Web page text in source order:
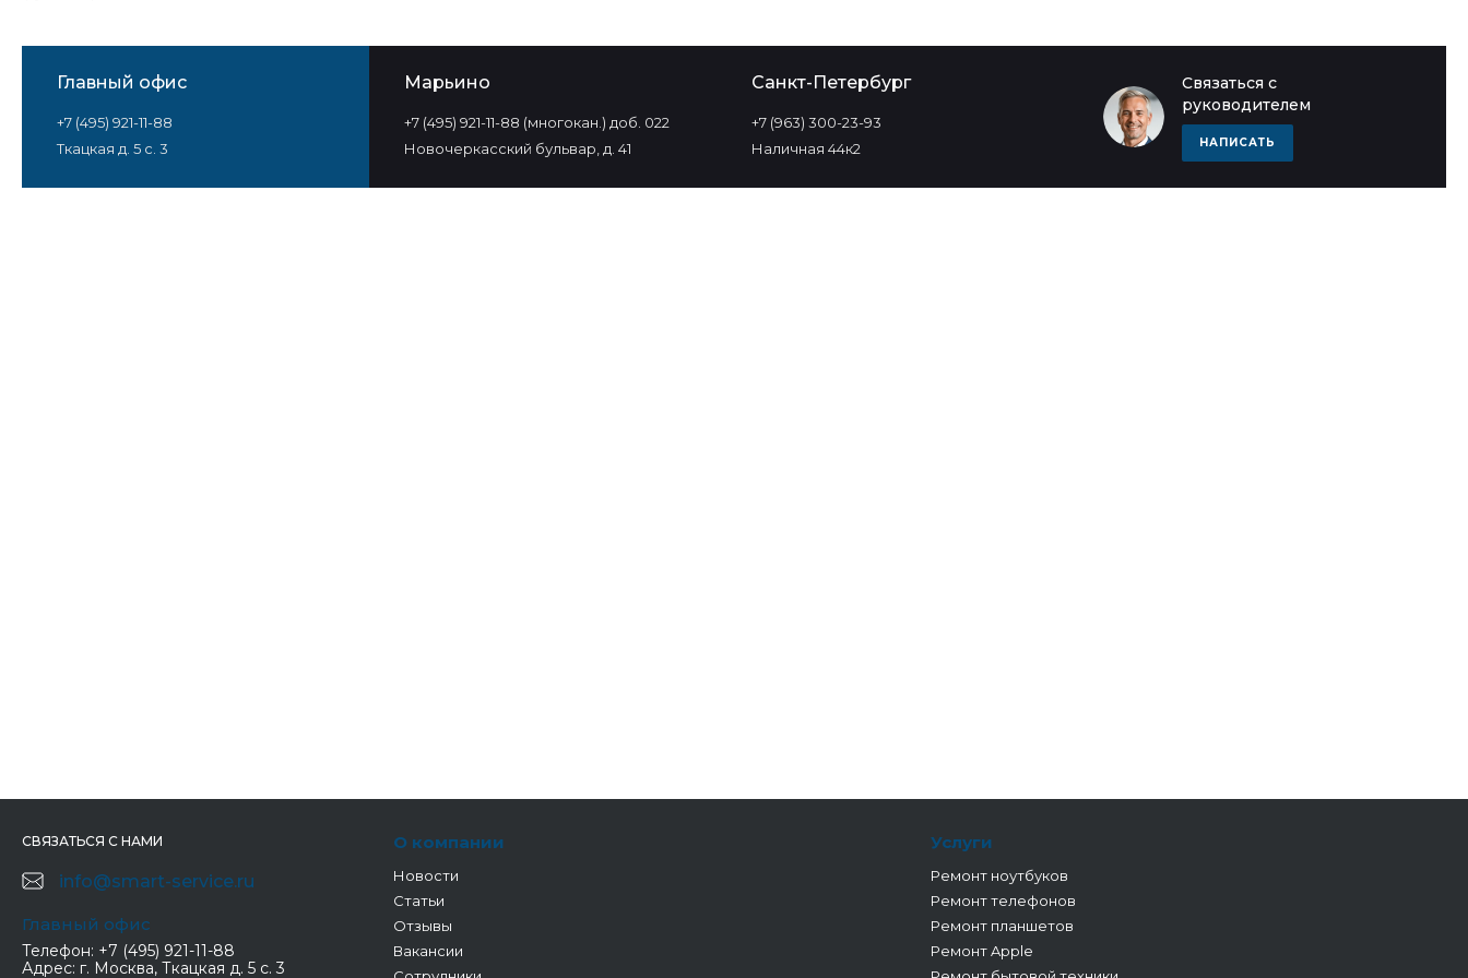
Связаться с
руководителем
НАПИСАТЬ
Главный офис
+7 (495) 921-11-88
Ткацкая д. 5 с. 3
Марьино
+7 (495) 921-11-88 (многокан.) доб. 022
Новочеркасский бульвар, д. 41
Санкт-Петербург
+7 (963) 300-23-93
Наличная 44к2
СВЯЗАТЬСЯ С НАМИ
info@smart-service.ru
Главный офис
Телефон: +7 (495) 921-11-88
Адрес: г. Москва, Ткацкая д. 5 с. 3
О компании
Новости
Статьи
Отзывы
Вакансии
Услуги
Ремонт ноутбуков
Ремонт телефонов
Ремонт планшетов
Ремонт Apple